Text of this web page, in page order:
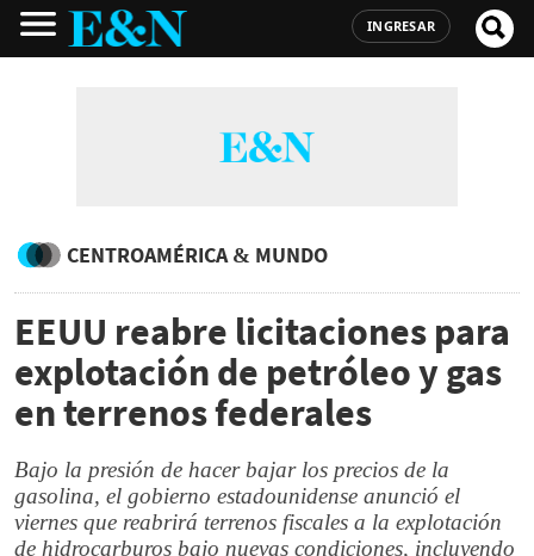
INGRESAR
CENTROAMÉRICA & MUNDO
EEUU reabre licitaciones para
explotación de petróleo y gas
en terrenos federales
Bajo la presión de hacer bajar los precios de la
gasolina, el gobierno estadounidense anunció el
viernes que reabrirá terrenos fiscales a la explotación
de hidrocarburos bajo nuevas condiciones, incluyendo